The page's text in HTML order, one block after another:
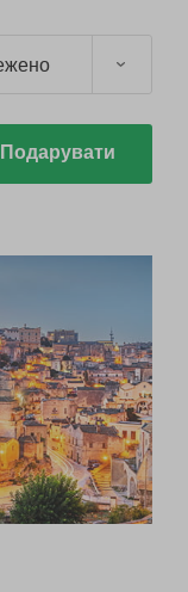
Подарувати